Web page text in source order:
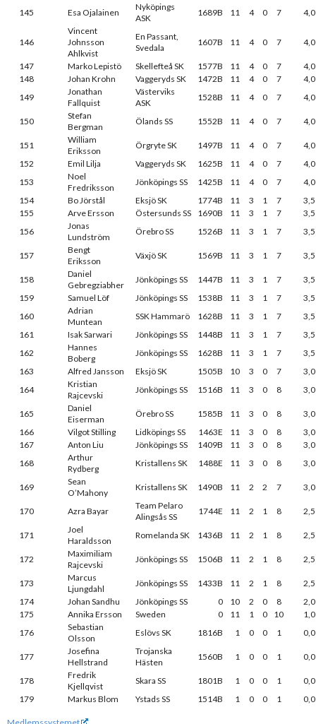
145 Esa Ojalainen
Nyköpings
ASK
1689B 11 4 0 7 4,0
146
Vincent
Johnsson
Ahlkvist
En Passant,
Svedala
1607B 11 4 0 7 4,0
147 Marko Lepistö Skellefteå SK 1577B 11 4 0 7
4,0
148
Johan Krohn Vaggeryds SK 1472B 11 4 0 7
4,0
149
Jonathan
Fallquist
Västerviks
ASK
1528B 11 4 0 7 4,0
150
Stefan
Bergman
Ölands SS 1552B 11 4 0 7 4,0
151
William
Eriksson
Örgryte SK 1497B 11 4 0 7
4,0
152
Emil Lilja Vaggeryds SK 1625B 11 4 0 7
4,0
153
Noel
Fredriksson
Jönköpings SS 1425B 11 4 0 7
4,0
154
Bo Jörstål Eksjö SK 1774B 11 3 1 7
3,5
155
Arve Ersson Östersunds SS 1690B 11 3 1 7
3,5
156
Jonas
Lundström
Örebro SS 1526B 11 3 1 7 3,5
157
Bengt
Eriksson
Växjö SK 1569B 11 3 1 7 3,5
158
Daniel
Gebregziabher
Jönköpings SS 1447B 11 3 1 7
3,5
159
Samuel Löf Jönköpings SS 1538B 11 3 1 7
3,5
160
Adrian
Muntean
SSK Hammarö 1628B 11 3 1 7
3,5
161
Isak Sarwari Jönköpings SS 1448B 11 3 1 7
3,5
162
Hannes
Boberg
Jönköpings SS 1628B 11 3 1 7
3,5
163
Alfred Jansson Eksjö SK 1505B 10 3 0 7
3,0
164
Kristian
Rajcevski
Jönköpings SS 1516B 11 3 0 8 3,0
165
Daniel
Eiserman
Örebro SS 1585B 11 3 0 8
3,0
166
Vilgot Stilling Lidköpings SS 1463E 11 3 0 8
3,0
167
Anton Liu Jönköpings SS 1409B 11 3 0 8
3,0
168
Arthur
Rydberg
Kristallens SK 1488E 11 3 0 8 3,0
169
Sean
O’Mahony
Kristallens SK 1490B 11 2 2 7 3,0
170 Azra Bayar
Team Pelaro
Alingsås SS
1744E 11 2 1 8 2,5
171
Joel
Haraldsson
Romelanda SK 1436B 11 2 1 8 2,5
172
Maximiliam
Rajcevski
Jönköpings SS 1506B 11 2 1 8 2,5
173
Marcus
Ljungdahl
Jönköpings SS 1433B 11 2 1 8
2,5
174
Johan Sandhu Jönköpings SS 0 10 2 0 8
2,0
175
Annika Ersson Sweden 0 11 1 0 10
1,0
176
Sebastian
Olsson
Eslövs SK 1816B 1 0 0 1 0,0
177
Josefina
Hellstrand
Trojanska
Hästen
1560B 1 0 0 1 0,0
178
Fredrik
Kjellqvist
Skara SS 1801B 1 0 0 1
0,0
179
Markus Blom Ystads SS 1514B 1 0 0 1 0,0